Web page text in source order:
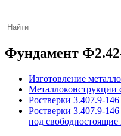
Фундамент
Изготовление
Металлоконструкции
Ростверки 3.407.9-146
Ростверки 3.407.9-
под